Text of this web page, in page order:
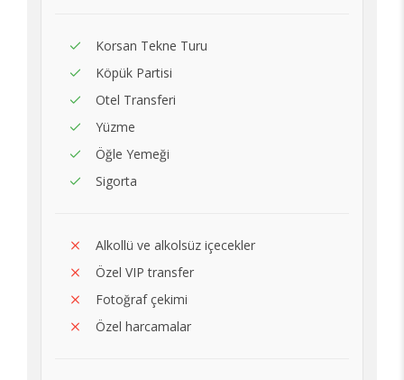
Korsan Tekne Turu
Köpük Partisi
Otel Transferi
Yüzme
Öğle Yemeği
Sigorta
Alkollü ve alkolsüz içecekler
Özel VIP transfer
Fotoğraf çekimi
Özel harcamalar